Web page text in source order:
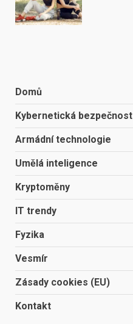
Domů
Kybernetická bezpečnost
Armádní technologie
Umělá inteligence
Kryptoměny
IT trendy
Fyzika
Vesmír
Zásady cookies (EU)
Kontakt